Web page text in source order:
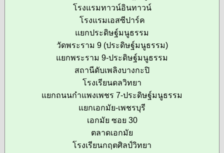
โรงแรมทาวน์อินทาวน์
โรงแรมเอสซีปาร์ค
แยกประดิษฐ์มนูธรรม
วัดพระราม 9 (ประดิษฐ์มนูธรรม)
แยกพระราม 9-ประดิษฐ์มนูธรรม
สถานีดับเพลิงบางกะปิ
โรงเรียนดลวิทยา
แยกถนนกำแพงเพชร 7-ประดิษฐ์มนูธรรม
แยกเอกมัย-เพชรบุรี
เอกมัย ซอย 30
ตลาดเอกมัย
โรงเรียนกฤตศิลป์วิทยา